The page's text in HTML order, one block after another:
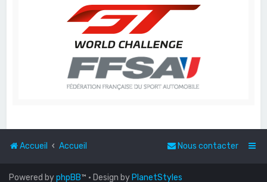
Accueil Accueil Nous contacter
Powered byphpBB™ • Design by PlanetStyles